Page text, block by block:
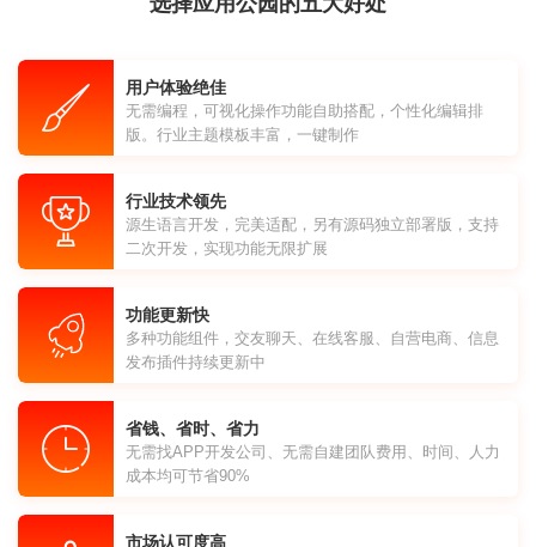
用户体验绝佳
无需编程，可视化操作功能自助搭配，个性化编辑排
版。行业主题模板丰富，一键制作
行业技术领先
源生语言开发，完美适配，另有源码独立部署版，支持
二次开发，实现功能无限扩展
功能更新快
多种功能组件，交友聊天、在线客服、自营电商、信息
发布插件持续更新中
省钱、省时、省力
无需找APP开发公司、无需自建团队费用、时间、人力
成本均可节省90%
市场认可度高